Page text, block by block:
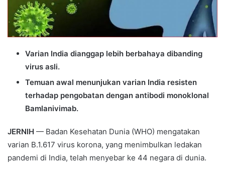
Varian India dianggap lebih berbahaya dibanding
virus asli.
Temuan awal menunjukan varian India resisten
terhadap pengobatan dengan antibodi monoklonal
Bamlanivimab.
JERNIH — Badan Kesehatan Dunia (WHO) mengatakan
varian B.1.617 virus korona, yang menimbulkan ledakan
pandemi di India, telah menyebar ke 44 negara di dunia.